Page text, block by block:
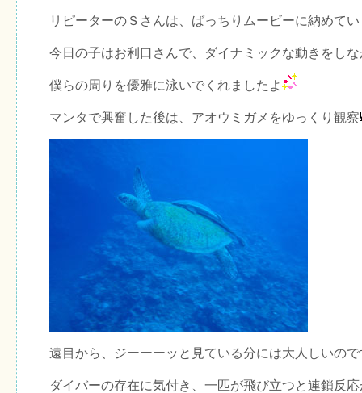
リピーターのＳさんは、ばっちりムービーに納めて
今日の子はお利口さんで、ダイナミックな動きをし
僕らの周りを優雅に泳いでくれましたよ
マンタで興奮した後は、アオウミガメをゆっくり観察
遠目から、ジーーーッと見ている分には大人しいの
ダイバーの存在に気付き、一匹が飛び立つと連鎖反